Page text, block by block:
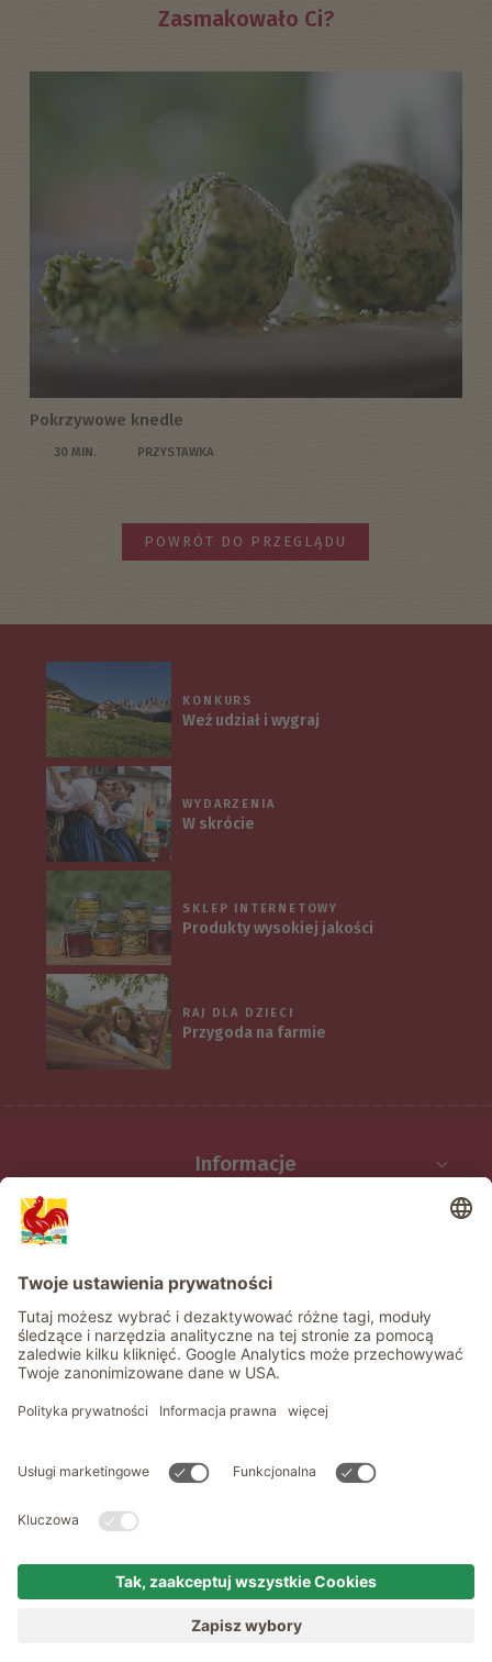
Zasmakowało Ci?
Pokrzywowe knedle
30 MIN. PRZYSTAWKA
POWRÓT DO PRZEGLĄDU
KONKURS
Weź udział i wygraj
WYDARZENIA
W skrócie
SKLEP INTERNETOWY
Produkty wysokiej jakości
RAJ DLA DZIECI
Przygoda na farmie
Informacje
Prywatność
Newsletter
© Roter Hahn - Znak jakości południowotyrolskich gospodarstw .
produced by